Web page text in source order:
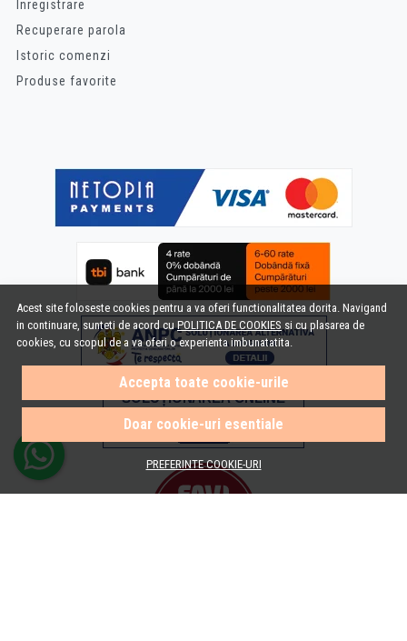
Acest site foloseste cookies pentru a va oferi functionalitatea dorita. Navigand
in continuare, sunteti de acord cuPOLITICA DE COOKIES si cu plasarea de
cookies, cu scopul de a va oferi o experienta imbunatatita.
Accepta toate cookie-urile
Doar cookie-uri esentiale
PREFERINTE COOKIE-URI
Inregistrare
Recuperare parola
Istoric comenzi
Produse favorite